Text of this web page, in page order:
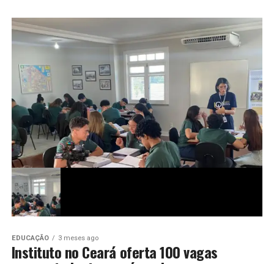
EDUCAÇÃO 3 meses ago
Instituto no Ceará oferta 100 vagas